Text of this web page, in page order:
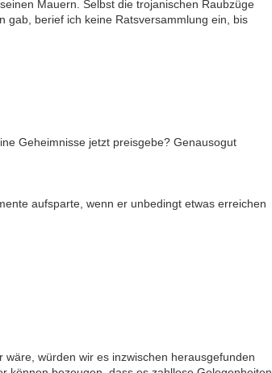
Mauern. Selbst die trojanischen Raubzüge
gab, berief ich keine Ratsversammlung ein, bis
Geheimnisse jetzt preisgebe? Genausogut
aufsparte, wenn er unbedingt etwas erreichen
wäre, würden wir es inzwischen herausgefunden